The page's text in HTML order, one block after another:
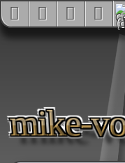
mike-